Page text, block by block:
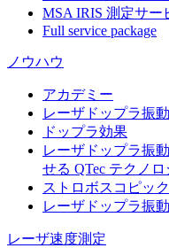
MSA IRIS 測定サー
Full service package
ノウハウ
アカデミー
レーザドップラ振
ドップラ効果
レーザドップラ振
せる QTec テクノロ
ストロボスコピッ
レーザドップラ振
レーザ速度測定